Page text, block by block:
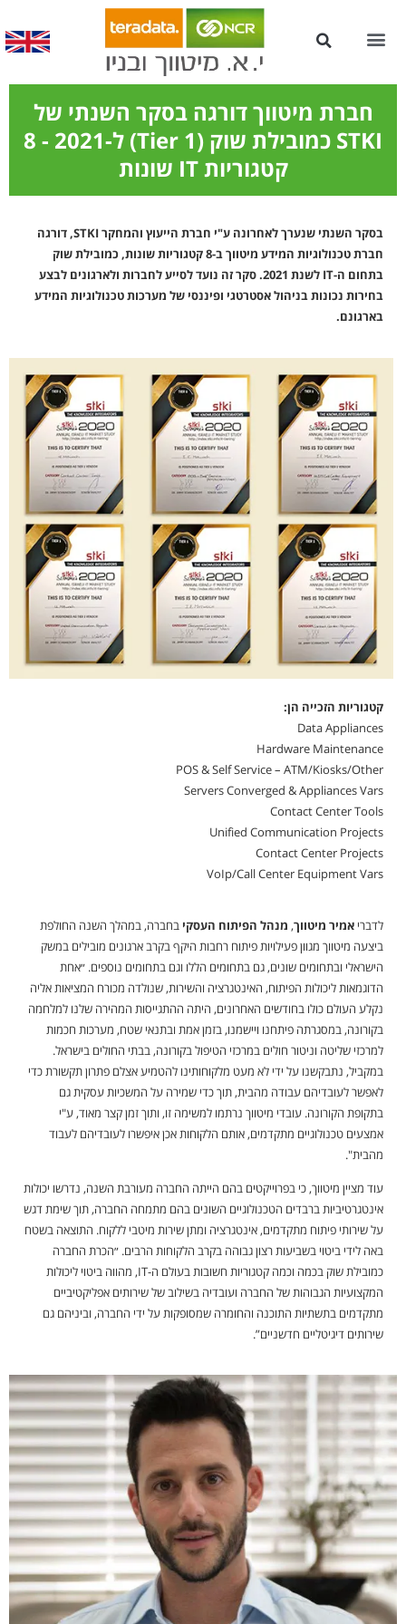
חברת מיטווך דורגה בסקר השנתי של
STKI כמובילת שוק (Tier 1) ל-2021 - 8
קטגוריות IT שונות
בסקר השנתי שנערך לאחרונה ע"י חברת הייעוץ והמחקר STKI, דורגה
חברת טכנולוגיות המידע מיטווך ב-8 קטגוריות שונות, כמובילת שוק
בתחום ה-IT לשנת 2021. סקר זה נועד לסייע לחברות ולארגונים לבצע
בחירות נכונות בניהול אסטרטגי ופיננסי של מערכות טכנולוגיות המידע
בארגונם.
קטגוריות הזכייה הן:
Data Appliances
Hardware Maintenance
POS & Self Service – ATM/Kiosks/Other
Servers Converged & Appliances Vars
Contact Center Tools
Unified Communication Projects
Contact Center Projects
VoIp/Call Center Equipment Vars
לדברי אמיר מיטווך, מנהל הפיתוח העסקי בחברה, במהלך השנה החולפת
ביצעה מיטווך מגוון פעילויות פיתוח רחבות היקף בקרב ארגונים מובילים במשק
הישראלי ובתחומים שונים, גם בתחומים הללו וגם בתחומים נוספים. ״אחת
הדוגמאות ליכולות הפיתוח, האינטגרציה והשירות, שנולדה מכורח המציאות אליה
נקלע העולם כולו בחודשים האחרונים, היתה ההתגייסות המהירה שלנו למלחמה
בקורונה, במסגרתה פיתחנו ויישמנו, בזמן אמת ובתנאי שטח, מערכות חכמות
למרכזי שליטה וניטור חולים במרכזי הטיפול בקורונה, בבתי החולים בישראל.
במקביל, נתבקשנו על ידי לא מעט מלקוחותינו להטמיע אצלם פתרון תקשורת כדי
לאפשר לעובדיהם עבודה מהבית, תוך כדי שמירה על המשכיות עסקית גם
בתקופת הקורונה. עובדי מיטווך נרתמו למשימה זו, ותוך זמן קצר מאוד, ע"י
אמצעים טכנולוגיים מתקדמים, אותם הלקוחות אכן איפשרו לעובדיהם לעבוד
מהבית".
עוד מציין מיטווך, כי בפרוייקטים בהם הייתה החברה מעורבת השנה, נדרשו יכולות
אינטגרטיביות ברבדים הטכנולוגיים השונים בהם מתמחה החברה, תוך שימת דגש
על שירותי פיתוח מתקדמים, אינטגרציה ומתן שירות מיטבי ללקוח. התוצאה בשטח
באה לידי ביטוי בשביעות רצון גבוהה בקרב הלקוחות הרבים. ״הכרת החברה
כמובילת שוק בכמה וכמה קטגוריות חשובות בעולם ה-IT, מהווה ביטוי ליכולות
המקצועיות הגבוהות של החברה ועובדיה בשילוב של שירותים אפליקטיביים
מתקדמים בתשתיות התוכנה והחומרה שמסופקות על ידי החברה, וביניהם גם
שירותים דיגיטליים חדשניים”.